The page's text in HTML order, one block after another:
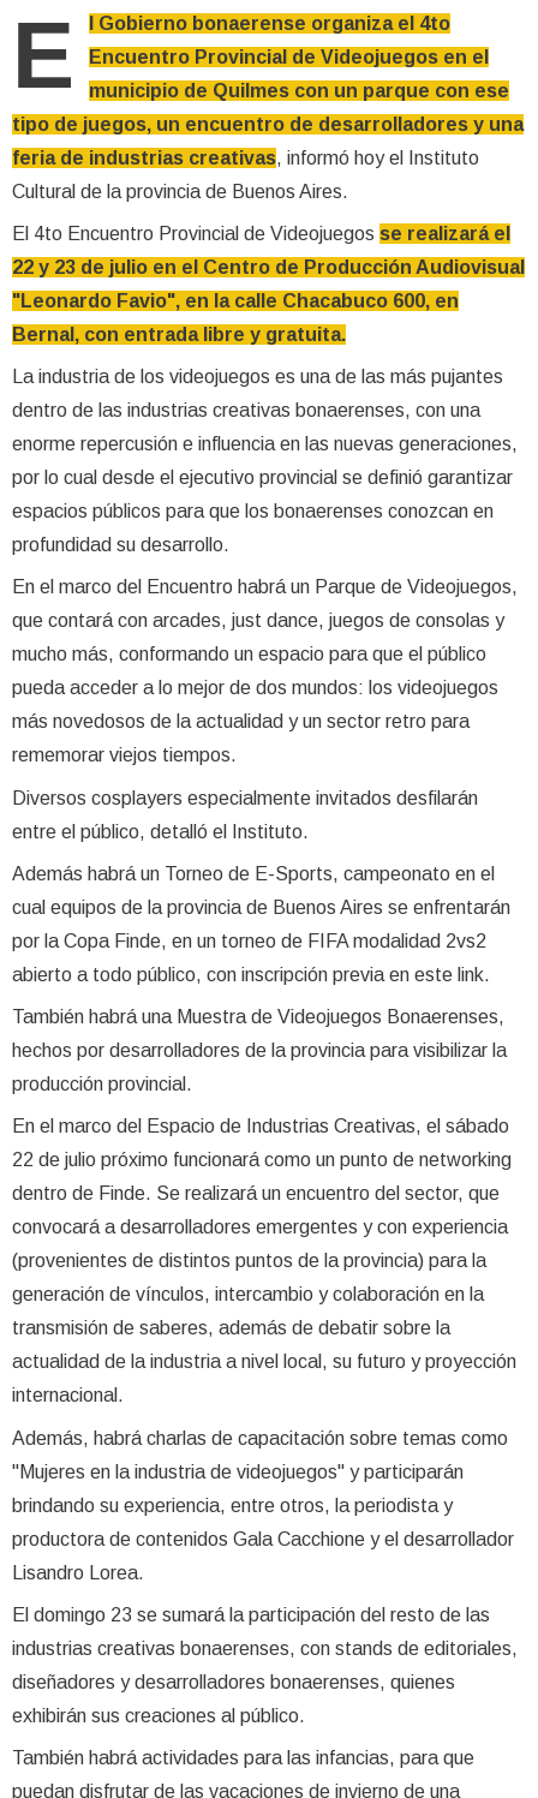
E
l Gobierno bonaerense organiza el 4to
Encuentro Provincial de Videojuegos en el
municipio de Quilmes con un parque con ese
tipo de juegos, un encuentro de desarrolladores y una
feria de industrias creativas, informó hoy el Instituto
Cultural de la provincia de Buenos Aires.
El 4to Encuentro Provincial de Videojuegos se realizará el
22 y 23 de julio en el Centro de Producción Audiovisual
"Leonardo Favio", en la calle Chacabuco 600, en
Bernal, con entrada libre y gratuita.
La industria de los videojuegos es una de las más pujantes
dentro de las industrias creativas bonaerenses, con una
enorme repercusión e influencia en las nuevas generaciones,
por lo cual desde el ejecutivo provincial se definió garantizar
espacios públicos para que los bonaerenses conozcan en
profundidad su desarrollo.
En el marco del Encuentro habrá un Parque de Videojuegos,
que contará con arcades, just dance, juegos de consolas y
mucho más, conformando un espacio para que el público
pueda acceder a lo mejor de dos mundos: los videojuegos
más novedosos de la actualidad y un sector retro para
rememorar viejos tiempos.
Diversos cosplayers especialmente invitados desfilarán
entre el público, detalló el Instituto.
Además habrá un Torneo de E-Sports, campeonato en el
cual equipos de la provincia de Buenos Aires se enfrentarán
por la Copa Finde, en un torneo de FIFA modalidad 2vs2
abierto a todo público, con inscripción previa en este link.
También habrá una Muestra de Videojuegos Bonaerenses,
hechos por desarrolladores de la provincia para visibilizar la
producción provincial.
En el marco del Espacio de Industrias Creativas, el sábado
22 de julio próximo funcionará como un punto de networking
dentro de Finde. Se realizará un encuentro del sector, que
convocará a desarrolladores emergentes y con experiencia
(provenientes de distintos puntos de la provincia) para la
generación de vínculos, intercambio y colaboración en la
transmisión de saberes, además de debatir sobre la
actualidad de la industria a nivel local, su futuro y proyección
internacional.
Además, habrá charlas de capacitación sobre temas como
"Mujeres en la industria de videojuegos" y participarán
brindando su experiencia, entre otros, la periodista y
productora de contenidos Gala Cacchione y el desarrollador
Lisandro Lorea.
El domingo 23 se sumará la participación del resto de las
industrias creativas bonaerenses, con stands de editoriales,
diseñadores y desarrolladores bonaerenses, quienes
exhibirán sus creaciones al público.
También habrá actividades para las infancias, para que
puedan disfrutar de las vacaciones de invierno de una